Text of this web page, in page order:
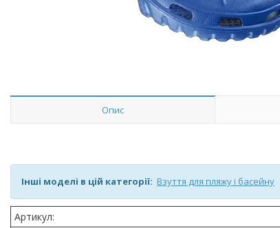
Опис
Інші моделі в цій категорії: Взуття для пляжу і басейну
Артикул: